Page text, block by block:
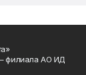
– филиала АО ИД